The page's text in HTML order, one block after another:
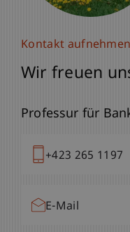
Kontakt aufnehmen
Wir freuen
Professur für
+423 265 1197
E-Mail